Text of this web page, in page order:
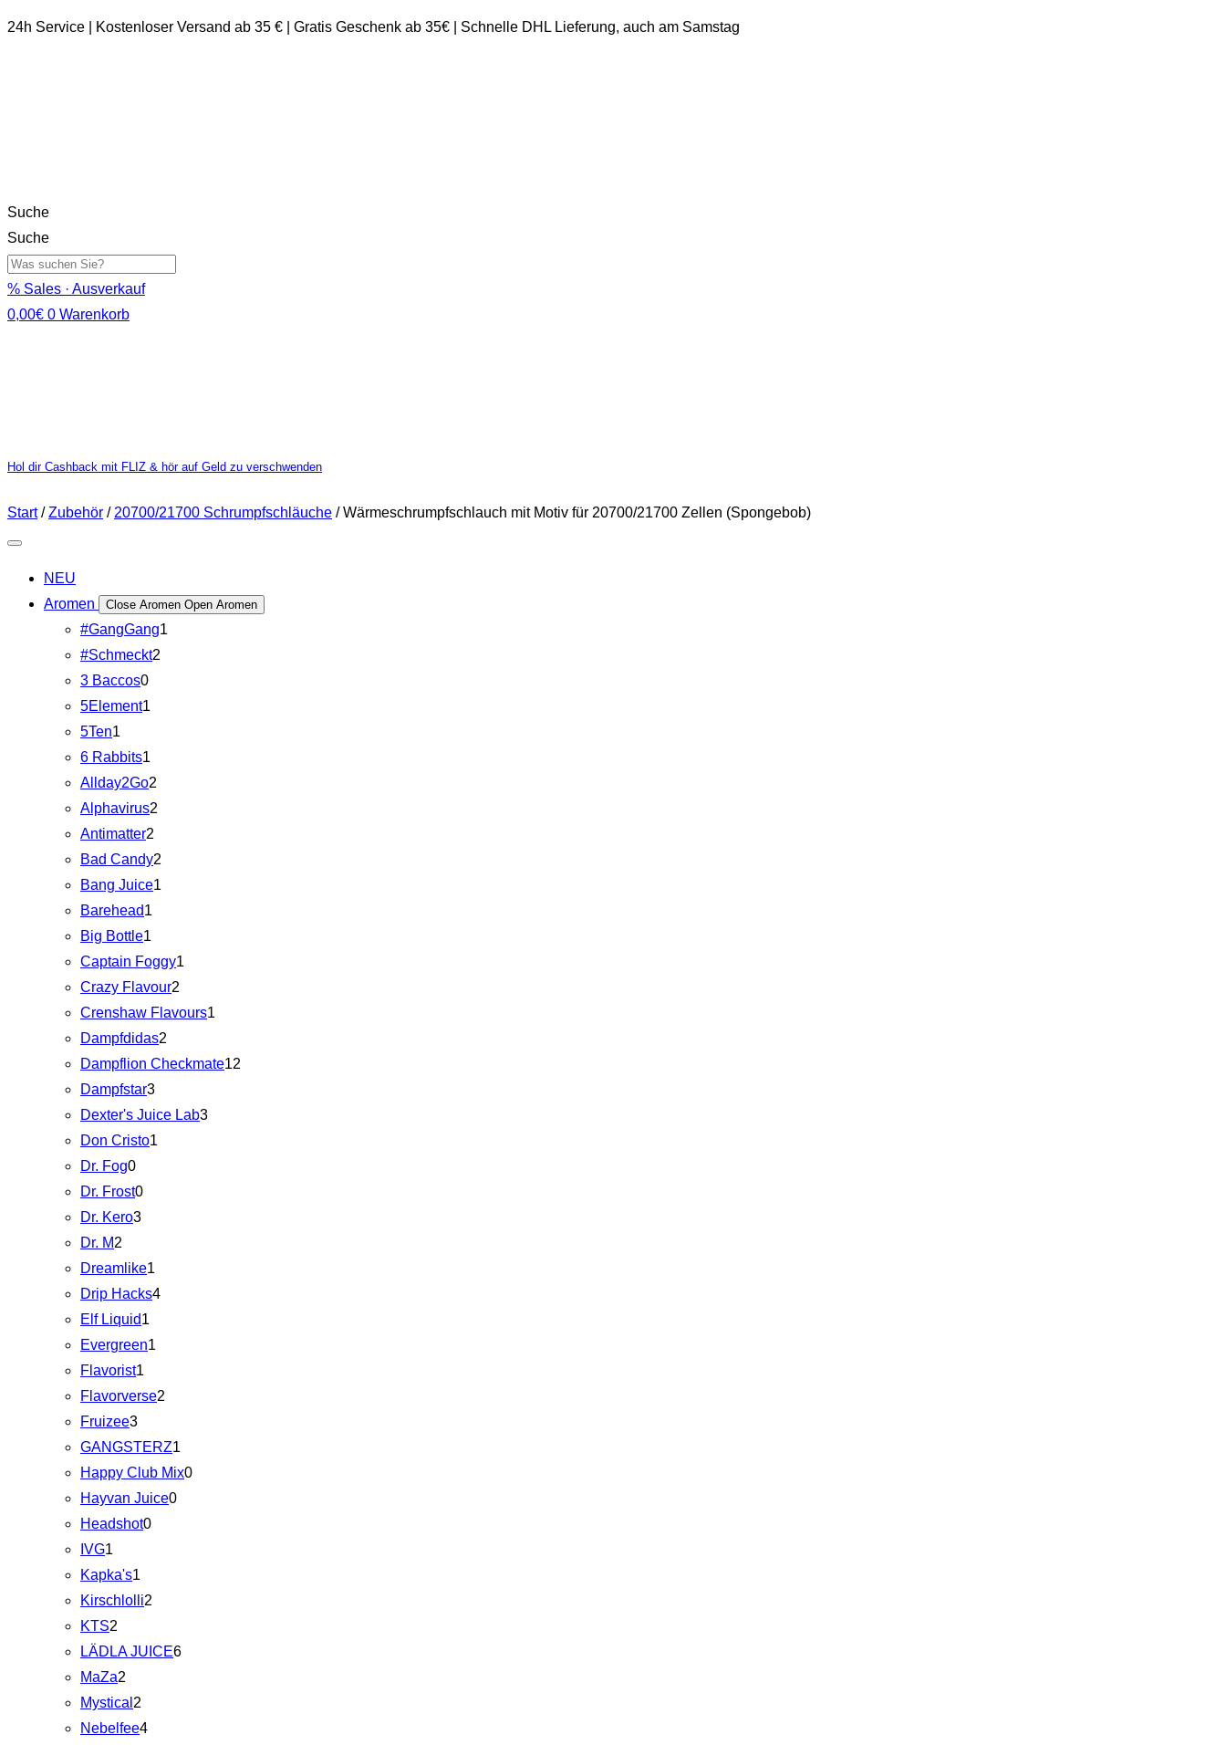
24h Service | Kostenloser Versand ab 35 € | Gratis Geschenk ab 35€ | Schnelle DHL Lieferung, auch am Samstag
Suche
Suche
% Sales · Ausverkauf
0,00€ 0 Warenkorb
Hol dir Cashback mit FLIZ & hör auf Geld zu verschwenden
Start/Zubehör / 20700/21700 Schrumpfschläuche / Wärmeschrumpfschlauch mit Motiv für 20700/21700 Zellen (Spongebob)
NEU
Aromen
Close Aromen Open Aromen
#GangGang1
#Schmeckt2
3 Baccos0
5Element1
5Ten1
6 Rabbits1
Allday2Go2
Alphavirus2
Antimatter2
Bad Candy2
Bang Juice1
Barehead1
Big Bottle1
Captain Foggy1
Crazy Flavour2
Crenshaw Flavours1
Dampfdidas2
Dampflion Checkmate12
Dampfstar3
Dexter's Juice Lab3
Don Cristo1
Dr. Fog0
Dr. Frost0
Dr. Kero3
Dr. M2
Dreamlike1
Drip Hacks4
Elf Liquid1
Evergreen1
Flavorist1
Flavorverse2
Fruizee3
GANGSTERZ1
Happy Club Mix0
Hayvan Juice0
Headshot0
IVG1
Kapka's1
Kirschlolli2
KTS2
LÄDLA JUICE6
MaZa2
Mystical 2
Nebelfee4